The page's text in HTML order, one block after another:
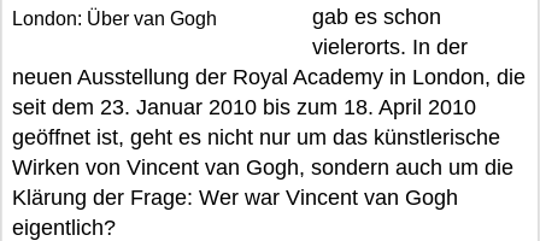
London: Über van Gogh
gab es schon
vielerorts. In der
neuen Ausstellung der Royal Academy in London, die
seit dem 23. Januar 2010 bis zum 18. April 2010
geöffnet ist, geht es nicht nur um das künstlerische
Wirken von Vincent van Gogh, sondern auch um die
Klärung der Frage: Wer war Vincent van Gogh
eigentlich?